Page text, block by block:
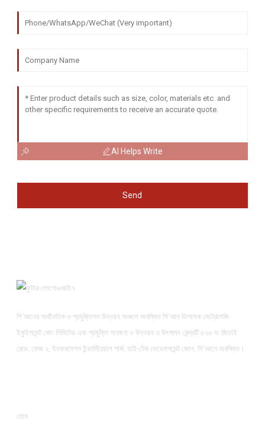
AI Helps Write
Send
শি'আনের অর্থনৈতিক ও প্রযুক্তিগত উন্নয়ন অঞ্চলে অবস্থিত শি'আন ডিপসেক মেট্রোলজি
ইকুইপমেন্ট কোং লিমিটেড এবং প্রযুক্তি গবেষণা ও উন্নয়ন ও উৎপাদন কেন্দ্রটি ৫২৬ নং জিতাই
রোড, ফেজ ২, ইনফরমেশন ইন্ডাস্ট্রিয়াল পার্ক, হাই-টেক ডেভেলপমেন্ট জোন, শি'আনে অবস্থিত।
হোম